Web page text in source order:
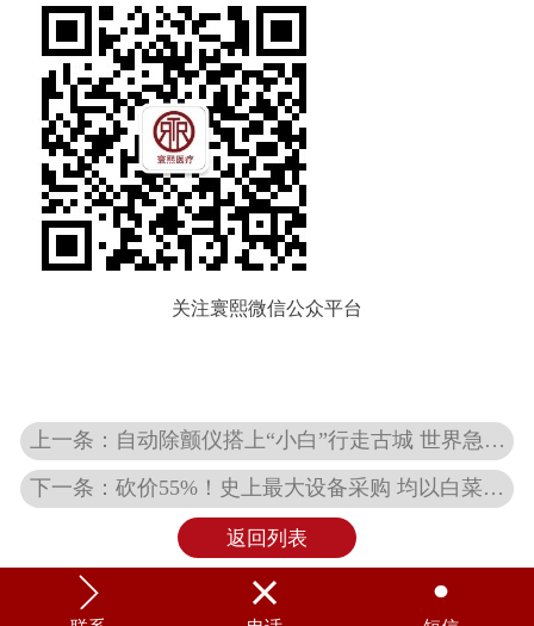
关注寰熙微信公众平台
上一条：自动除颤仪搭上“小白”行走古城 世界急救日
下一条：砍价55%！史上最大设备采购 均以白菜价成交！
返回列表
  